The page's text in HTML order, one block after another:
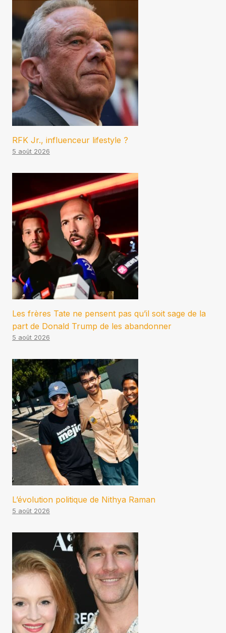
RFK Jr., influenceur lifestyle ?
5 août 2026
Les frères Tate ne pensent pas qu’il soit sage de la
part de Donald Trump de les abandonner
5 août 2026
L’évolution politique de Nithya Raman
5 août 2026